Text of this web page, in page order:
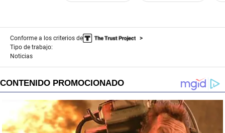
Conforme a los criterios de
Tipo de trabajo:
Noticias